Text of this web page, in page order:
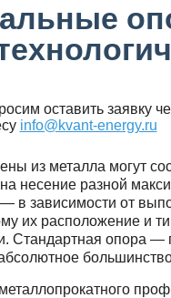
оставить заявку
info@kvant-energy.ru
из металла могут
несение разной
зависимости от
их расположение и
Стандартная опора